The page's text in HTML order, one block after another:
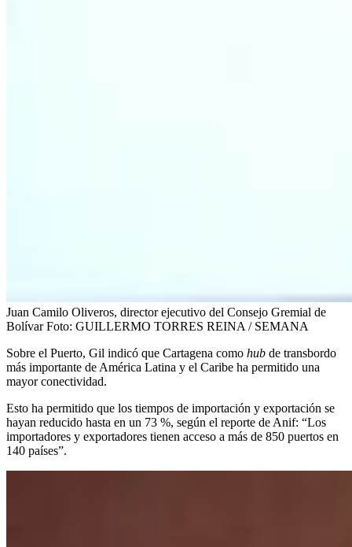
Juan Camilo Oliveros, director ejecutivo del Consejo Gremial de
BolívarFoto: GUILLERMO TORRES REINA / SEMANA
Sobre el Puerto, Gil indicó que Cartagena como hub de transbordo
más importante de América Latina y el Caribe ha permitido una
mayor conectividad.
Esto ha permitido que los tiempos de importación y exportación se
hayan reducido hasta en un 73 %, según el reporte de Anif: “Los
importadores y exportadores tienen acceso a más de 850 puertos en
140 países”.